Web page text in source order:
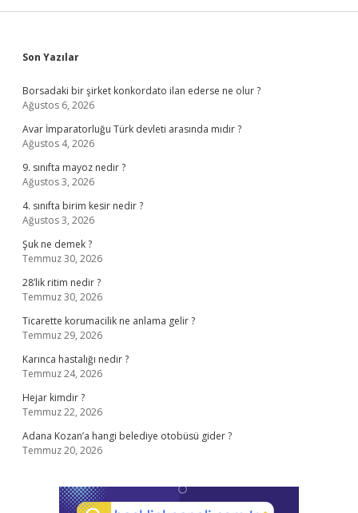
Sidebar
Son Yazılar
Borsadaki bir şirket konkordato ilan ederse ne olur ?
Ağustos 6, 2026
Avar İmparatorluğu Türk devleti arasında mıdır ?
Ağustos 4, 2026
9. sınıfta mayoz nedir ?
Ağustos 3, 2026
4. sınıfta birim kesir nedir ?
Ağustos 3, 2026
Şuk ne demek ?
Temmuz 30, 2026
28’lik ritim nedir ?
Temmuz 30, 2026
Ticarette korumacilik ne anlama gelir ?
Temmuz 29, 2026
Karınca hastalığı nedir ?
Temmuz 24, 2026
Hejar kimdir ?
Temmuz 22, 2026
Adana Kozan’a hangi belediye otobüsü gider ?
Temmuz 20, 2026